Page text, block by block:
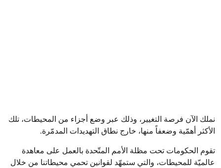
نملك الآن فرصة التغيير، وذلك عبر وضع أجزاء من المحيطات، تلك
الأكثر أهمّية وضعفاً منها، خارج نطاق التهديدات المدمّرة.
تقوم الحكومات تحت مظلة الأمم المتّحدة بالعمل على معاهدة
عالميّة للمحيطات، والتي ستمهّد لقوانين تحمي محيطاتنا من خلال